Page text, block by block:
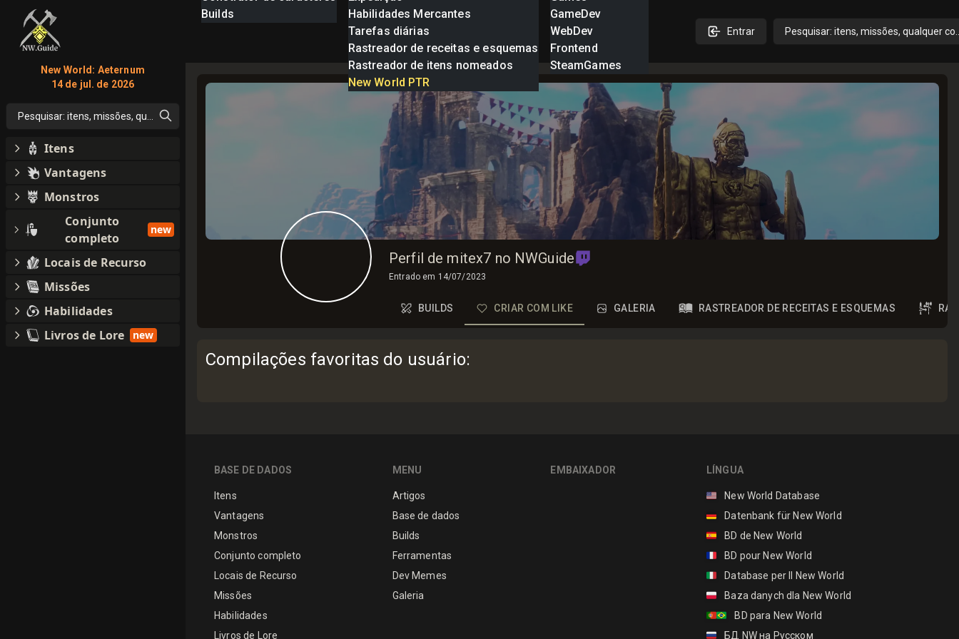
Builds
Habilidades Mercantes
Tarefas diárias
Rastreador de receitas e esquemas
Rastreador de itens nomeados
New World PTR
GameDev
WebDev
Frontend
SteamGames
Entrar Pesquisar: itens, missões, qualquer
Perfil de mitex7 no NWGuide
Entrado em 14/07/2023
BUILDS CRIAR COM LIKE GALERIA RASTREADOR DE RECEITAS E ESQUEMAS
Compilações favoritas do usuário:
BASE DE DADOS
Itens
Vantagens
Monstros
Conjunto completo
Locais de Recurso
Missões
Habilidades
Livros de Lore
MENU
Artigos
Base de dados
Builds
Ferramentas
Dev Memes
Galeria
EMBAIXADOR LÍNGUA
🇺🇸
New World Database
🇩🇪
Datenbank für New World
🇪🇸
BD de New World
🇫🇷
BD pour New World
🇮🇹
Database per Il New World
🇵🇱
Baza danych dla New World
🇵🇹🇧🇷
BD para New World
🇷🇺
БД NW на Русском
New World: Aeternum
14 de jul. de 2026
Pesquisar: itens, missões, qualquer coisa
Itens
Vantagens
Monstros
Conjunto
completo
new
Locais de Recurso
Missões
Habilidades
Livros de Lore
new